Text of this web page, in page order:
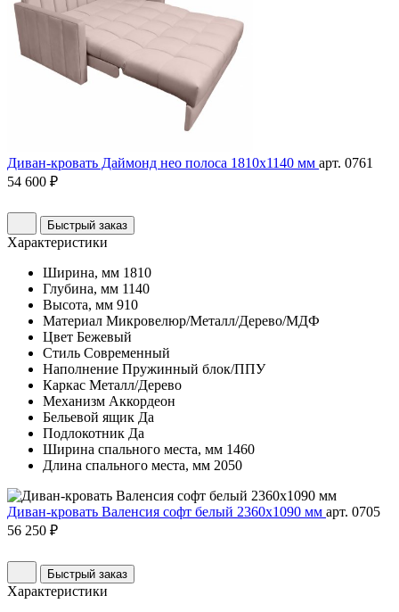
Диван-кровать Даймонд нео полоса 1810х1140 мм арт. 0761
54 600 ₽
Быстрый заказ
Характеристики
Ширина, мм 1810
Глубина, мм 1140
Высота, мм 910
Материал Микровелюр/Металл/Дерево/МДФ
Цвет Бежевый
Стиль Современный
Наполнение Пружинный блок/ППУ
Каркас Металл/Дерево
Механизм Аккордеон
Бельевой ящик Да
Подлокотник Да
Ширина спального места, мм 1460
Длина спального места, мм 2050
Диван-кровать Валенсия софт белый 2360х1090 мм арт. 0705
56 250 ₽
Быстрый заказ
Характеристики